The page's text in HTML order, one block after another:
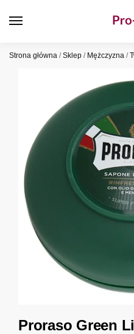
Strona główna /Sklep / Mężczyzna /
Proraso Green